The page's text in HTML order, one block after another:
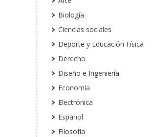
Biología
Ciencias sociales
Deporte y Educación Física
Derecho
Diseño e Ingeniería
Economía
Electrónica
Español
Filosofía